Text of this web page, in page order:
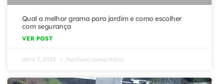
Qual a melhor grama para jardim e como escolher
com segurança
VER POST
abril 7, 2025 Nenhum comentário